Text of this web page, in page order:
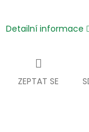
Detailní informace
ZEPTAT SE